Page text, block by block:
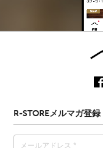
R-STOREメルマガ登録